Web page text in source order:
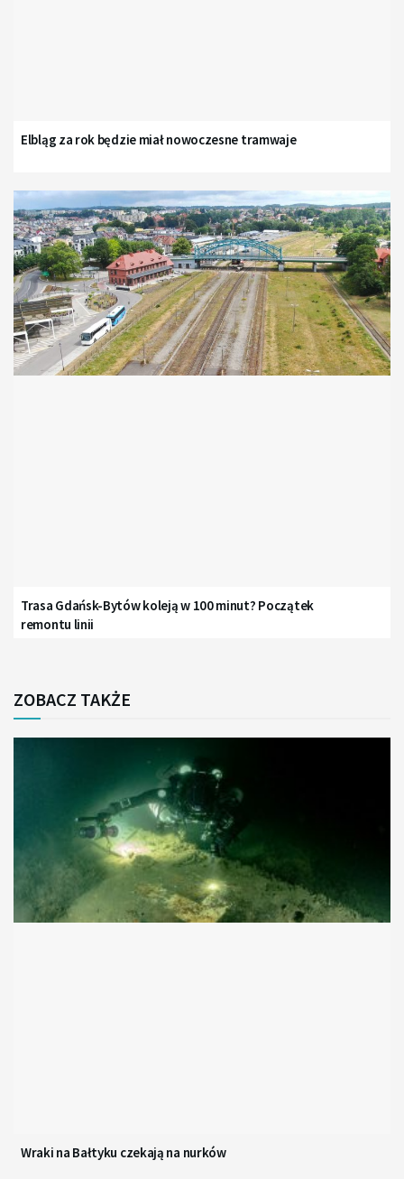
Elbląg za rok będzie miał nowoczesne tramwaje
Trasa Gdańsk-Bytów koleją w 100 minut? Początek
remontu linii
ZOBACZ TAKŻE
Wraki na Bałtyku czekają na nurków